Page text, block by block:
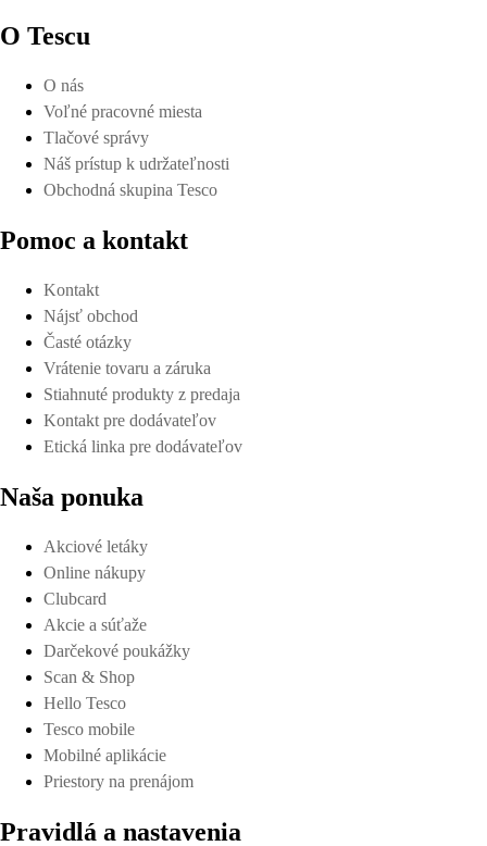
O Tescu
O nás
Voľné pracovné miesta
Tlačové správy
Náš prístup k udržateľnosti
Obchodná skupina Tesco
Pomoc a kontakt
Kontakt
Nájsť obchod
Časté otázky
Vrátenie tovaru a záruka
Stiahnuté produkty z predaja
Kontakt pre dodávateľov
Etická linka pre dodávateľov
Naša ponuka
Akciové letáky
Online nákupy
Clubcard
Akcie a súťaže
Darčekové poukážky
Scan & Shop
Hello Tesco
Tesco mobile
Mobilné aplikácie
Priestory na prenájom
Pravidlá a nastavenia